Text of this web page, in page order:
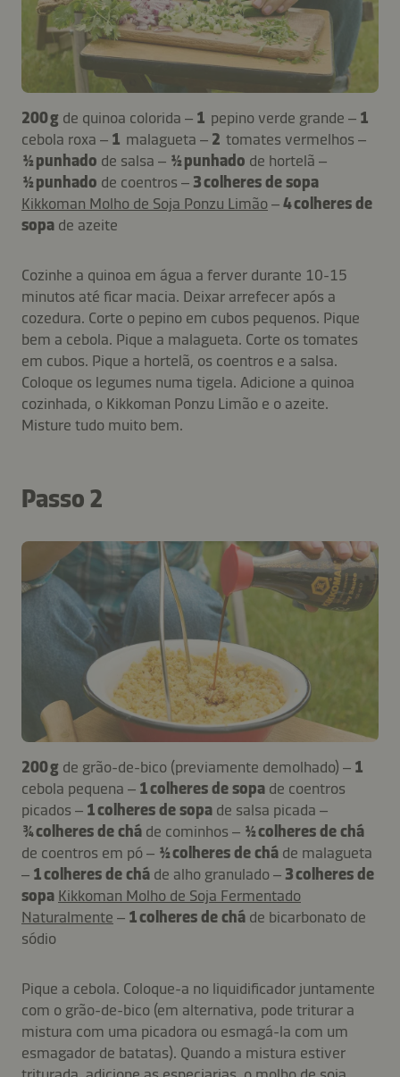
200 g de quinoa colorida – 1 pepino verde grande – 1
cebola roxa – 1 malagueta – 2 tomates vermelhos –
½ punhado de salsa – ½ punhado de hortelã –
½ punhado de coentros – 3 colheres de sopa
Kikkoman Molho de Soja Ponzu Limão–4 colheres de
sopa de azeite
Cozinhe a quinoa em água a ferver durante 10-15
minutos até ficar macia. Deixar arrefecer após a
cozedura. Corte o pepino em cubos pequenos. Pique
bem a cebola. Pique a malagueta. Corte os tomates
em cubos. Pique a hortelã, os coentros e a salsa.
Coloque os legumes numa tigela. Adicione a quinoa
cozinhada, o Kikkoman Ponzu Limão e o azeite.
Misture tudo muito bem.
Passo 2
200 g de grão-de-bico (previamente demolhado) – 1
cebola pequena – 1 colheres de sopa de coentros
picados – 1 colheres de sopa de salsa picada –
¾ colheres de chá de cominhos – ½ colheres de chá
de coentros em pó – ½ colheres de chá de malagueta
– 1 colheres de chá de alho granulado – 3 colheres de
sopa Kikkoman Molho de Soja Fermentado
Naturalmente – 1 colheres de chá de bicarbonato de
sódio
Pique a cebola. Coloque-a no liquidificador juntamente
com o grão-de-bico (em alternativa, pode triturar a
mistura com uma picadora ou esmagá-la com um
esmagador de batatas). Quando a mistura estiver